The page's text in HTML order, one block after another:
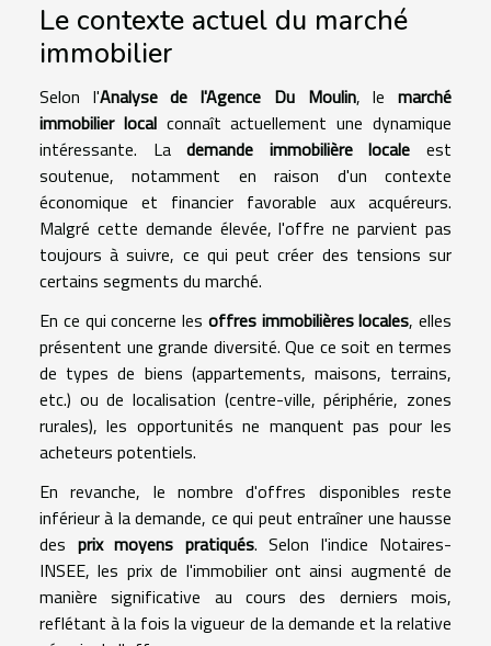
Le contexte actuel du marché
immobilier
Selon l'Analyse de l'Agence Du Moulin, lemarché
immobilier localconnaît actuellement une dynamique
intéressante. Lademande immobilière locale est
soutenue, notamment en raison d'un contexte
économique et financier favorable aux acquéreurs.
Malgré cette demande élevée, l'offre ne parvient pas
toujours à suivre, ce qui peut créer des tensions sur
certains segments du marché.
En ce qui concerne les offres immobilières locales, elles
présentent une grande diversité. Que ce soit en termes
de types de biens (appartements, maisons, terrains,
etc.) ou de localisation (centre-ville, périphérie, zones
rurales), les opportunités ne manquent pas pour les
acheteurs potentiels.
En revanche, le nombre d'offres disponibles reste
inférieur à la demande, ce qui peut entraîner une hausse
des prix moyens pratiqués. Selon l'indice Notaires-
INSEE, les prix de l'immobilier ont ainsi augmenté de
manière significative au cours des derniers mois,
reflétant à la fois la vigueur de la demande et la relative